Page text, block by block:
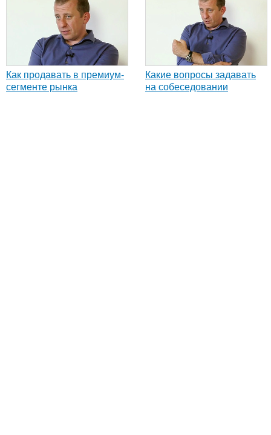
Как продавать в премиум-
сегменте рынка
Какие вопросы задавать
на собеседовании